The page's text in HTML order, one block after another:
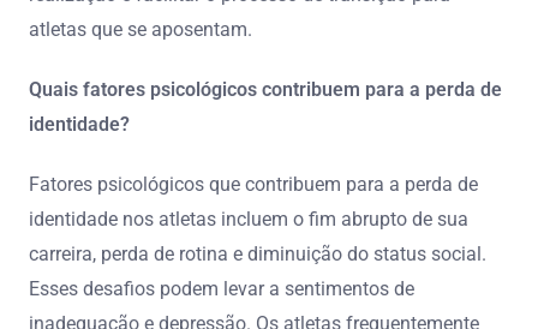
atletas que se aposentam.
Quais fatores psicológicos contribuem para a perda de
identidade?
Fatores psicológicos que contribuem para a perda de
identidade nos atletas incluem o fim abrupto de sua
carreira, perda de rotina e diminuição do status social.
Esses desafios podem levar a sentimentos de
inadequação e depressão. Os atletas frequentemente